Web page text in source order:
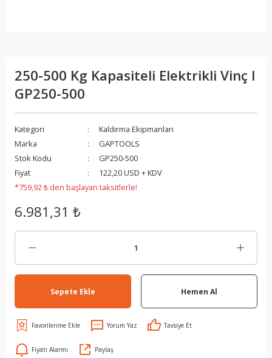
250-500 Kg Kapasiteli Elektrikli Vinç I
GP250-500
Kategori
Kaldırma Ekipmanları
Marka
GAPTOOLS
Stok Kodu
GP250-500
Fiyat
122,20 USD + KDV
*759,92 ₺ den başlayan taksitlerle!
6.981,31 ₺
Sepete Ekle Hemen Al
Yorum Yaz Tavsiye Et
Fiyatı Alarmı Paylaş